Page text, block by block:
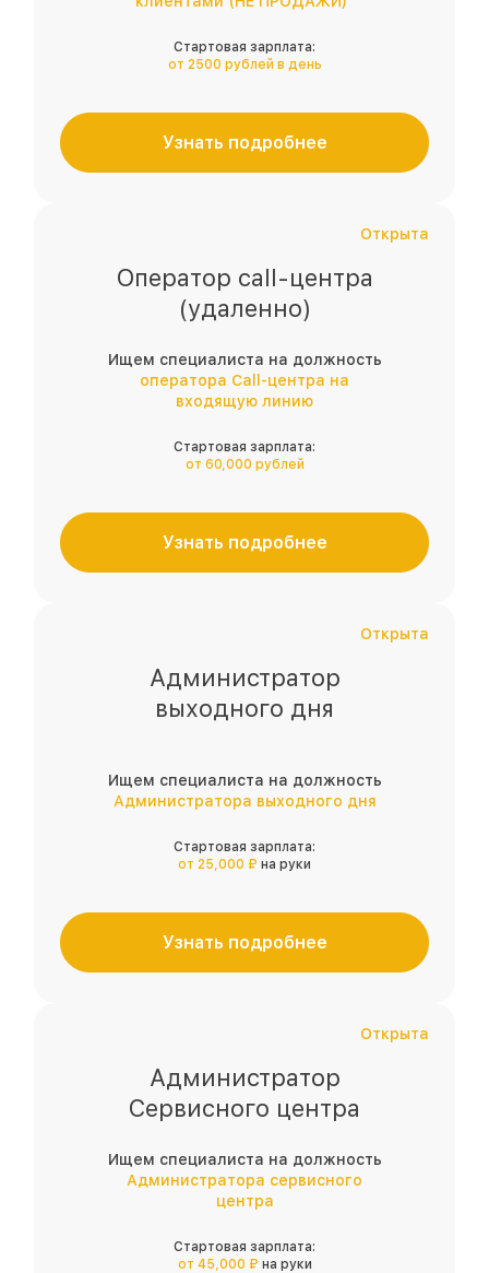
Стартовая зарплата:
от 2500 рублей в день
Узнать подробнее
Открыта
Оператор call-центра
(удаленно)
Ищем специалиста на должность
оператора Call-центра на
входящую линию
Стартовая зарплата:
от 60,000 рублей
Узнать подробнее
Открыта
Администратор
выходного дня
Ищем специалиста на должность
Администратора выходного дня
Стартовая зарплата:
от 25,000 ₽ на руки
Узнать подробнее
Открыта
Администратор
Сервисного центра
Ищем специалиста на должность
Администратора сервисного
центра
Стартовая зарплата:
от 45,000 ₽ на руки